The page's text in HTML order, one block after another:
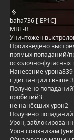
baha736 [-EP1C]
MBT-B
Уничтожен
Произведено
прямых попаданий/
осколочно-
Нанесение урона839
с дистанции свыше
Получено попаданий
пробитий3
не нанёсших урон2
Получено попаданий
Урон,
Урон союзникам